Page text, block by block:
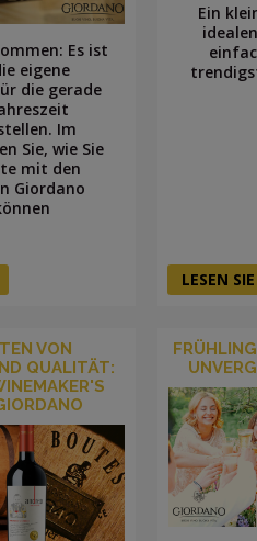
Es ist
eigene
die gerade
Im
Sie, wie Sie
mit den
Giordano
Ein
LESEN
VON
QUALITÄT: